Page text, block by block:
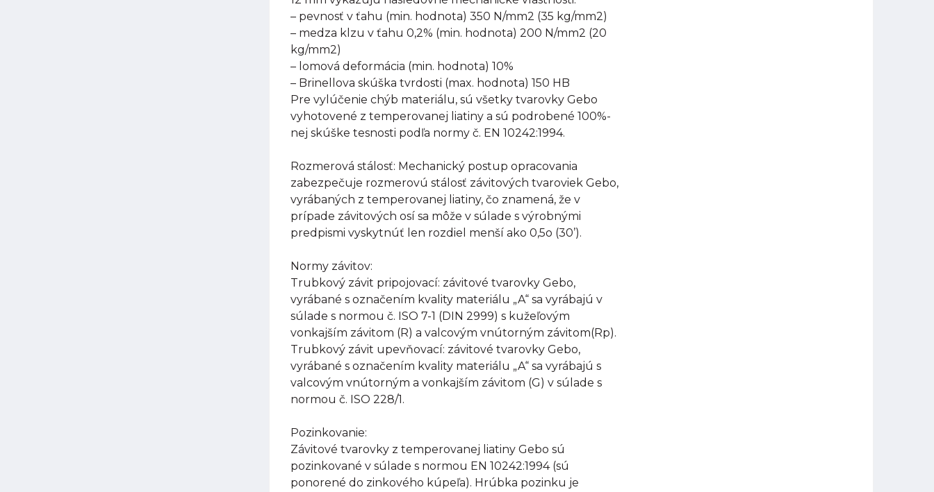
– pevnosť v ťahu (min. hodnota) 350 N/mm2 (35 kg/mm2)
– medza klzu v ťahu 0,2% (min. hodnota) 200 N/mm2 (20
kg/mm2)
– lomová deformácia (min. hodnota) 10%
– Brinellova skúška tvrdosti (max. hodnota) 150 HB
Pre vylúčenie chýb materiálu, sú všetky tvarovky Gebo
vyhotovené z temperovanej liatiny a sú podrobené 100%-
nej skúške tesnosti podľa normy č. EN 10242:1994.
Rozmerová stálosť: Mechanický postup opracovania
zabezpečuje rozmerovú stálosť závitových tvaroviek Gebo,
vyrábaných z temperovanej liatiny, čo znamená, že v
prípade závitových osí sa môže v súlade s výrobnými
predpismi vyskytnúť len rozdiel menší ako 0,5o (30’).
Normy závitov:
Trubkový závit pripojovací: závitové tvarovky Gebo,
vyrábané s označením kvality materiálu „A“ sa vyrábajú v
súlade s normou č. ISO 7-1 (DIN 2999) s kužeľovým
vonkajším závitom (R) a valcovým vnútorným závitom(Rp).
Trubkový závit upevňovací: závitové tvarovky Gebo,
vyrábané s označením kvality materiálu „A“ sa vyrábajú s
valcovým vnútorným a vonkajším závitom (G) v súlade s
normou č. ISO 228/1.
Pozinkovanie:
Závitové tvarovky z temperovanej liatiny Gebo sú
pozinkované v súlade s normou EN 10242:1994 (sú
ponorené do zinkového kúpeľa). Hrúbka pozinku je